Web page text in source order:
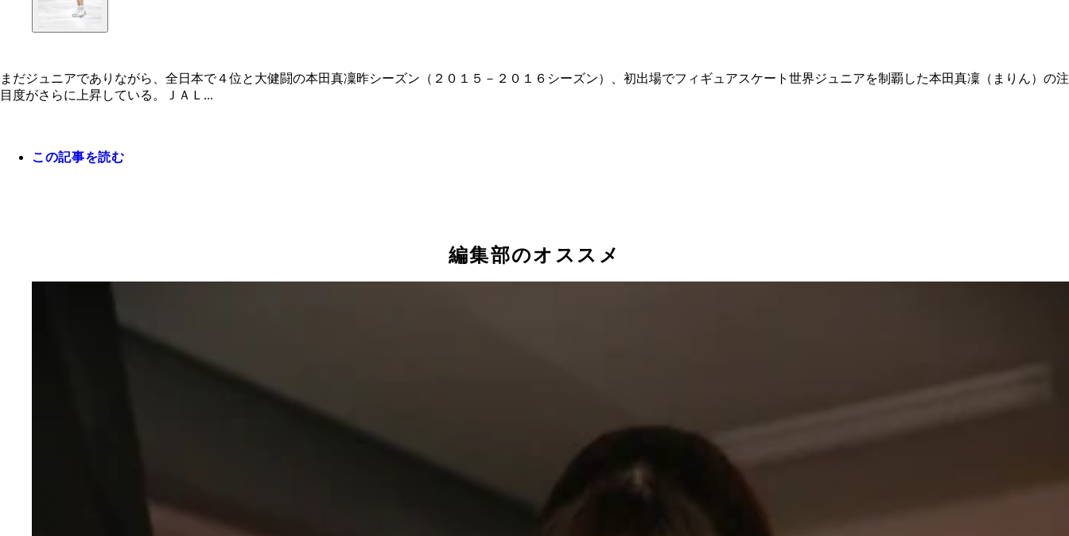
まだジュニアでありながら、全日本で４位と大健闘の本田真凜昨シーズン（２０１５－２０１６シーズン）、初出場でフィギュアスケート世界ジュニアを制覇した本田真凜（まりん）の注
目度がさらに上昇している。ＪＡＬ...
この記事を読む
編集部のオススメ